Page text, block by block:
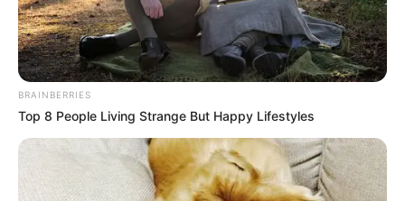
BRAINBERRIES
Top 8 People Living Strange But Happy Lifestyles